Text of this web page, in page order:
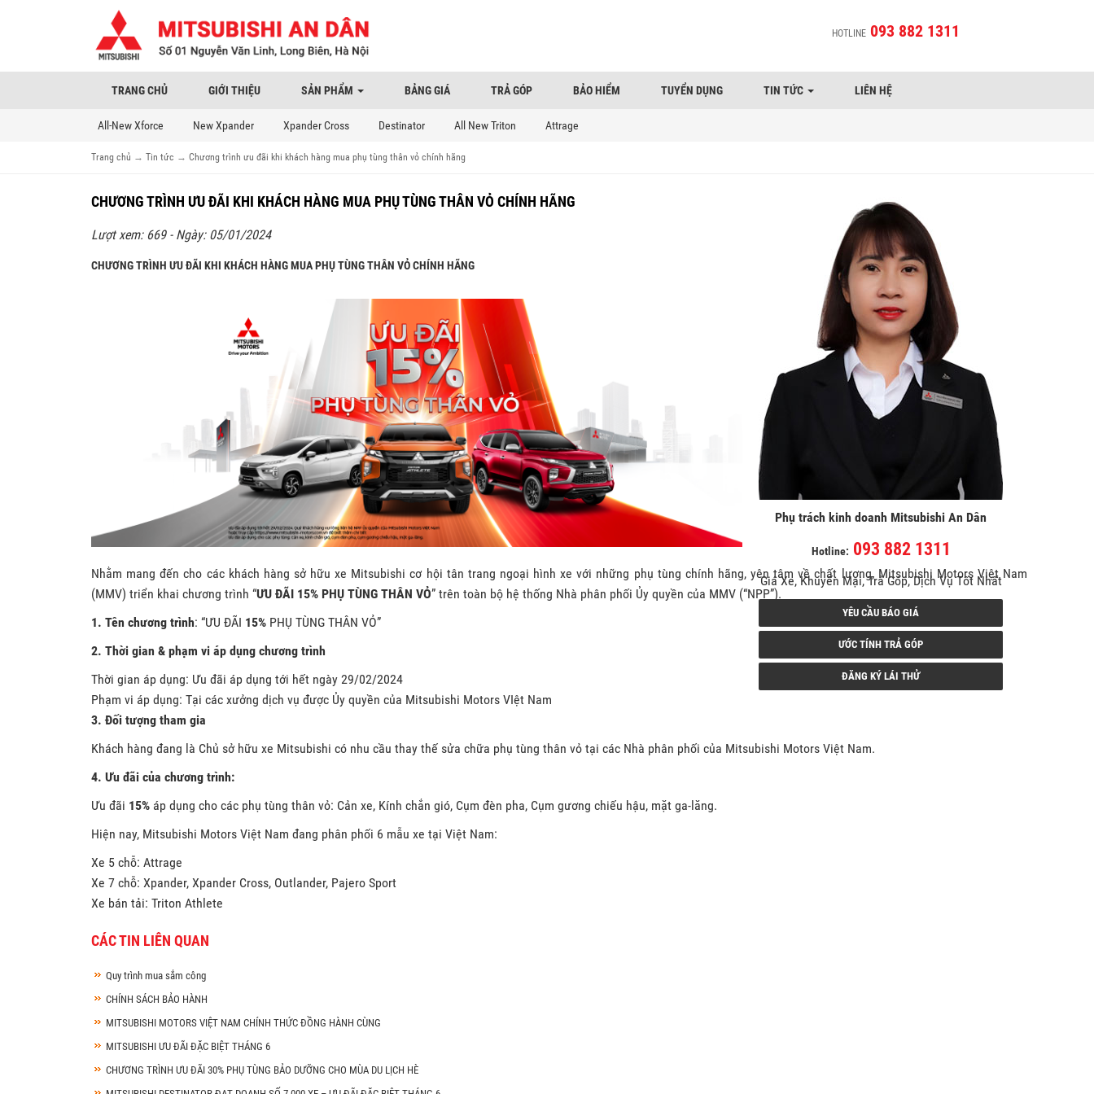
HOTLINE 093 882 1311
TRANG CHỦ GIỚI THIỆU SẢN PHẨM BẢNG GIÁ TRẢ GÓP BẢO HIỂM TUYỂN DỤNG TIN TỨC LIÊN HỆ
All-New Xforce New Xpander Xpander Cross Destinator All New Triton Attrage
Trang chủ → Tin tức → Chương trình ưu đãi khi khách hàng mua phụ tùng thân vỏ chính hãng
CHƯƠNG TRÌNH ƯU ĐÃI KHI KHÁCH HÀNG MUA PHỤ TÙNG THÂN VỎ CHÍNH HÃNG
Lượt xem: 669 - Ngày: 05/01/2024
CHƯƠNG TRÌNH ƯU ĐÃI KHI KHÁCH HÀNG MUA PHỤ TÙNG THÂN VỎ CHÍNH HÃNG
Nhằm mang đến cho các khách hàng sở hữu xe Mitsubishi cơ hội tân trang ngoại hình xe với những phụ tùng chính hãng, yên tâm về chất lượng, Mitsubishi Motors Việt Nam
(MMV) triển khai chương trình “ƯU ĐÃI 15% PHỤ TÙNG THÂN VỎ” trên toàn bộ hệ thống Nhà phân phối Ủy quyền của MMV (“NPP”).
1. Tên chương trình: “ƯU ĐÃI 15% PHỤ TÙNG THÂN VỎ”
2. Thời gian & phạm vi áp dụng chương trình
Thời gian áp dụng: Ưu đãi áp dụng tới hết ngày 29/02/2024
Phạm vi áp dụng: Tại các xưởng dịch vụ được Ủy quyền của Mitsubishi Motors VIệt Nam
3. Đối tượng tham gia
Khách hàng đang là Chủ sở hữu xe Mitsubishi có nhu cầu thay thế sửa chữa phụ tùng thân vỏ tại các Nhà phân phối của Mitsubishi Motors Việt Nam.
4. Ưu đãi của chương trình:
Ưu đãi 15% áp dụng cho các phụ tùng thân vỏ: Cản xe, Kính chắn gió, Cụm đèn pha, Cụm gương chiếu hậu, mặt ga-lăng.
Hiện nay, Mitsubishi Motors Việt Nam đang phân phối 6 mẫu xe tại Việt Nam:
Xe 5 chỗ: Attrage
Xe 7 chỗ: Xpander, Xpander Cross, Outlander, Pajero Sport
Xe bán tải: Triton Athlete
CÁC TIN LIÊN QUAN
Quy trình mua sắm công
CHÍNH SÁCH BẢO HÀNH
MITSUBISHI MOTORS VIỆT NAM CHÍNH THỨC ĐỒNG HÀNH CÙNG
MITSUBISHI ƯU ĐÃI ĐẶC BIỆT THÁNG 6
CHƯƠNG TRÌNH ƯU ĐÃI 30% PHỤ TÙNG BẢO DƯỠNG CHO MÙA DU LỊCH HÈ
Phụ trách kinh doanh Mitsubishi An Dân
Hotline: 093 882 1311
Giá Xe, Khuyến Mại, Trả Góp, Dịch Vụ Tốt Nhất
YÊU CẦU BÁO GIÁ
ƯỚC TÍNH TRẢ GÓP
ĐĂNG KÝ LÁI THỬ